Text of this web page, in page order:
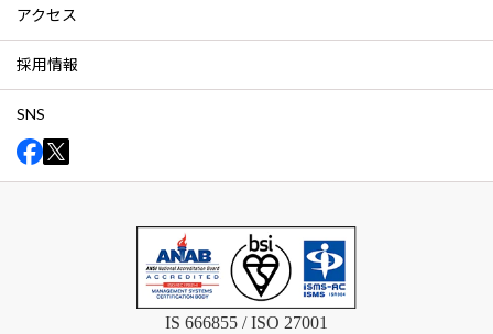
アクセス
採用情報
SNS
IS 666855 / ISO 27001